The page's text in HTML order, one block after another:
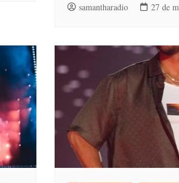
samantharadio 27 de